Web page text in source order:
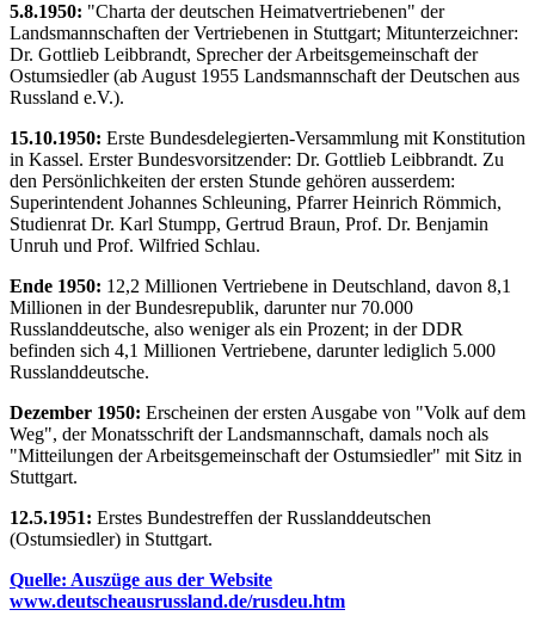
5.8.1950: "Charta der deutschen Heimatvertriebenen" der
Landsmannschaften der Vertriebenen in Stuttgart; Mitunterzeichner:
Dr. Gottlieb Leibbrandt, Sprecher der Arbeitsgemeinschaft der
Ostumsiedler (ab August 1955 Landsmannschaft der Deutschen aus
Russland e.V.).
15.10.1950: Erste Bundesdelegierten-Versammlung mit Konstitution
in Kassel. Erster Bundesvorsitzender: Dr. Gottlieb Leibbrandt. Zu
den Persönlichkeiten der ersten Stunde gehören ausserdem:
Superintendent Johannes Schleuning, Pfarrer Heinrich Römmich,
Studienrat Dr. Karl Stumpp, Gertrud Braun, Prof. Dr. Benjamin
Unruh und Prof. Wilfried Schlau.
Ende 1950: 12,2 Millionen Vertriebene in Deutschland, davon 8,1
Millionen in der Bundesrepublik, darunter nur 70.000
Russlanddeutsche, also weniger als ein Prozent; in der DDR
befinden sich 4,1 Millionen Vertriebene, darunter lediglich 5.000
Russlanddeutsche.
Dezember 1950: Erscheinen der ersten Ausgabe von "Volk auf dem
Weg", der Monatsschrift der Landsmannschaft, damals noch als
"Mitteilungen der Arbeitsgemeinschaft der Ostumsiedler" mit Sitz in
Stuttgart.
12.5.1951: Erstes Bundestreffen der Russlanddeutschen
(Ostumsiedler) in Stuttgart.
Quelle: Auszüge aus der Website
www.deutscheausrussland.de/rusdeu.htm